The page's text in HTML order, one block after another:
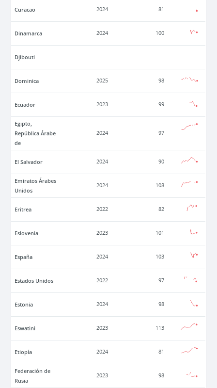
Curacao 2024 81
Dinamarca 2024 100
Djibouti
Dominica 2025 98
Ecuador 2023 99
Egipto,
República Árabe
de
2024 97
El Salvador 2024 90
Emiratos Árabes
Unidos
2024 108
Eritrea 2022 82
Eslovenia 2023 101
España 2024 103
Estados Unidos 2022 97
Estonia 2024 98
Eswatini 2023 113
Etiopía 2024 81
Federación de
Rusia
2023 98